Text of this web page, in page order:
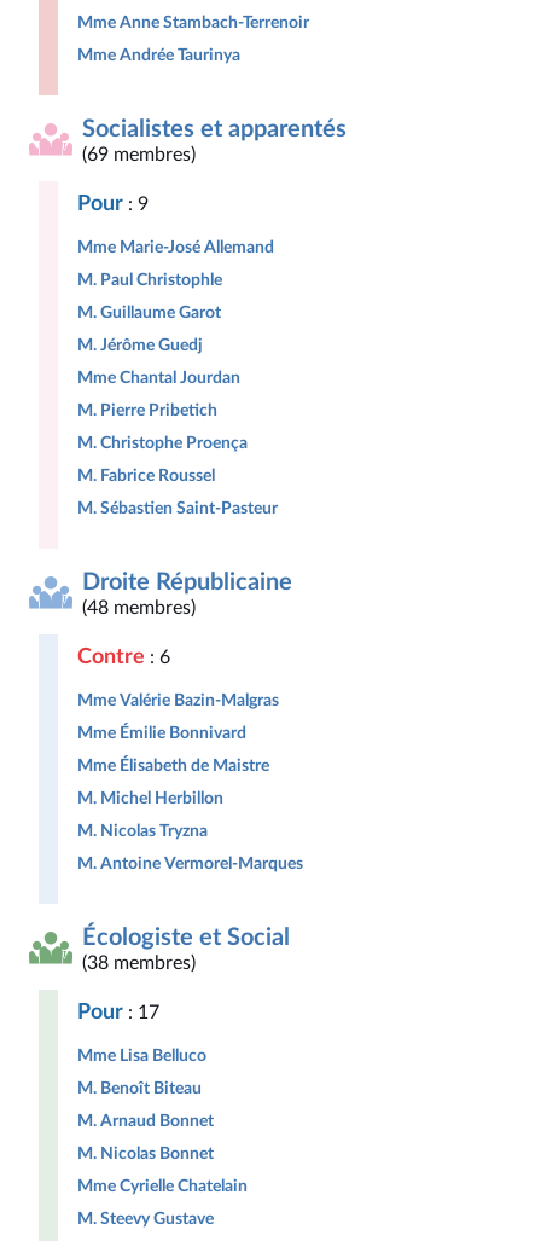
Mme Anne Stambach-Terrenoir
Mme Andrée Taurinya
Socialistes et apparentés
(69 membres)
Pour : 9
Mme Marie-José Allemand
M. Paul Christophle
M. Guillaume Garot
M. Jérôme Guedj
Mme Chantal Jourdan
M. Pierre Pribetich
M. Christophe Proença
M. Fabrice Roussel
M. Sébastien Saint-Pasteur
Droite Républicaine
(48 membres)
Contre : 6
Mme Valérie Bazin-Malgras
Mme Émilie Bonnivard
Mme Élisabeth de Maistre
M. Michel Herbillon
M. Nicolas Tryzna
M. Antoine Vermorel-Marques
Écologiste et Social
(38 membres)
Pour : 17
Mme Lisa Belluco
M. Benoît Biteau
M. Arnaud Bonnet
M. Nicolas Bonnet
Mme Cyrielle Chatelain
M. Steevy Gustave